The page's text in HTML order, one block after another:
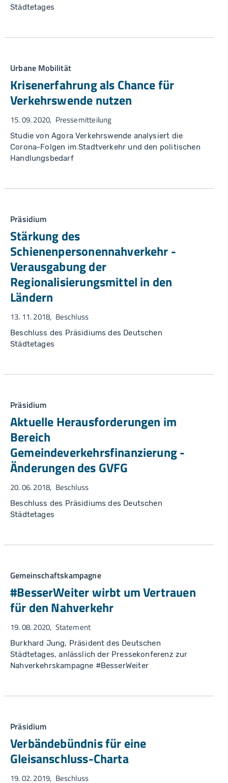
Städtetages
Urbane Mobilität
Krisenerfahrung als Chance für
Verkehrswende nutzen
15. 09. 2020 Pressemitteilung
Studie von Agora Verkehrswende analysiert die
Corona-Folgen im Stadtverkehr und den politischen
Handlungsbedarf
Präsidium
Stärkung des
Schienenpersonennahverkehr -
Verausgabung der
Regionalisierungsmittel in den
Ländern
13. 11. 2018 Beschluss
Beschluss des Präsidiums des Deutschen
Städtetages
Präsidium
Aktuelle Herausforderungen im
Bereich
Gemeindeverkehrsfinanzierung -
Änderungen des GVFG
20. 06. 2018 Beschluss
Beschluss des Präsidiums des Deutschen
Städtetages
Gemeinschaftskampagne
#BesserWeiter wirbt um Vertrauen
für den Nahverkehr
19. 08. 2020 Statement
Burkhard Jung, Präsident des Deutschen
Städtetages, anlässlich der Pressekonferenz zur
Nahverkehrskampagne #BesserWeiter
Präsidium
Verbändebündnis für eine
Gleisanschluss-Charta
19. 02. 2019 Beschluss